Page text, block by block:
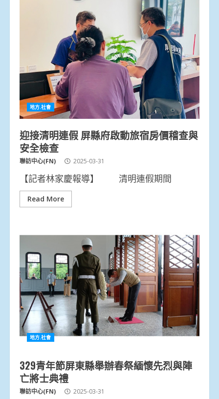
地方.社會
迎接清明連假 屏縣府啟動旅宿房價稽查與
安全檢查
聯訪中心(FN) 2025-03-31
【記者林家慶報導】 清明連假期間
Read More
地方.社會
329青年節屏東縣舉辦春祭緬懷先烈與陣
亡將士典禮
聯訪中心(FN) 2025-03-31